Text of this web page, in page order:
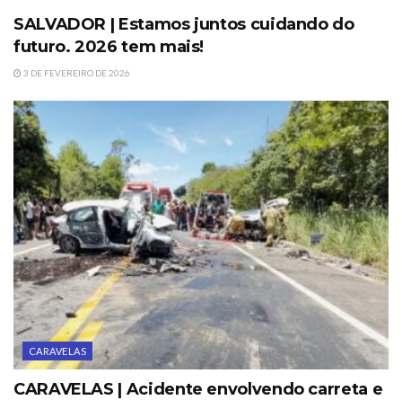
SALVADOR | Estamos juntos cuidando do
futuro. 2026 tem mais!
3 DE FEVEREIRO DE 2026
CARAVELAS
CARAVELAS | Acidente envolvendo carreta e